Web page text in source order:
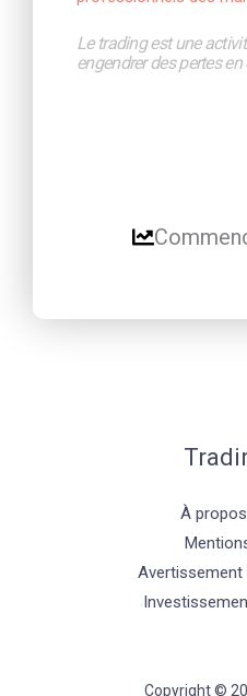
Le trading est une
engendrer des pertes
À
Avertissement
Copyright ©